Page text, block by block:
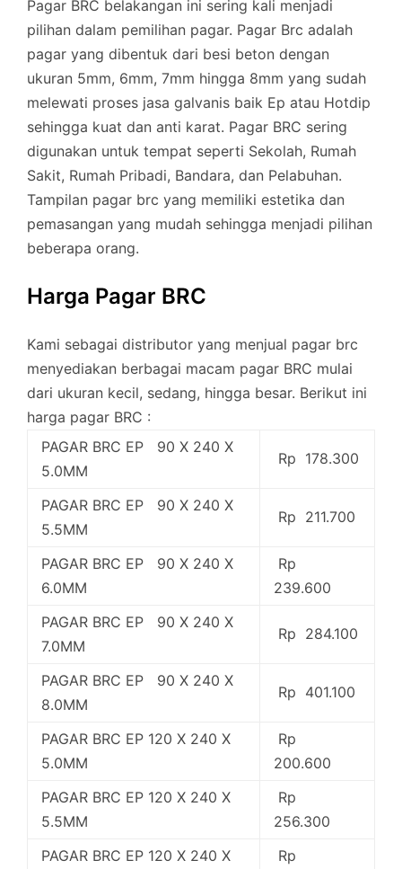
Pagar BRC belakangan ini sering kali menjadi
pilihan dalam pemilihan pagar. Pagar Brc adalah
pagar yang dibentuk dari besi beton dengan
ukuran 5mm, 6mm, 7mm hingga 8mm yang sudah
melewati proses jasa galvanis baik Ep atau Hotdip
sehingga kuat dan anti karat. Pagar BRC sering
digunakan untuk tempat seperti Sekolah, Rumah
Sakit, Rumah Pribadi, Bandara, dan Pelabuhan.
Tampilan pagar brc yang memiliki estetika dan
pemasangan yang mudah sehingga menjadi pilihan
beberapa orang.
Harga Pagar BRC
Kami sebagai distributor yang menjual pagar brc
menyediakan berbagai macam pagar BRC mulai
dari ukuran kecil, sedang, hingga besar. Berikut ini
harga pagar BRC :
PAGAR BRC EP 90 X 240 X
5.0MM
Rp 178.300
PAGAR BRC EP 90 X 240 X
5.5MM
Rp 211.700
PAGAR BRC EP 90 X 240 X
6.0MM
Rp
239.600
PAGAR BRC EP 90 X 240 X
7.0MM
Rp 284.100
PAGAR BRC EP 90 X 240 X
8.0MM
Rp 401.100
PAGAR BRC EP 120 X 240 X
5.0MM
Rp
200.600
PAGAR BRC EP 120 X 240 X
5.5MM
Rp
256.300
PAGAR BRC EP 120 X 240 X
Rp